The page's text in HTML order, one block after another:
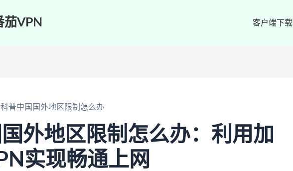
茄VPN 客户端下载
科普中国国外地区限制怎么办
外地区限制怎么办：利用加
实现畅通上网